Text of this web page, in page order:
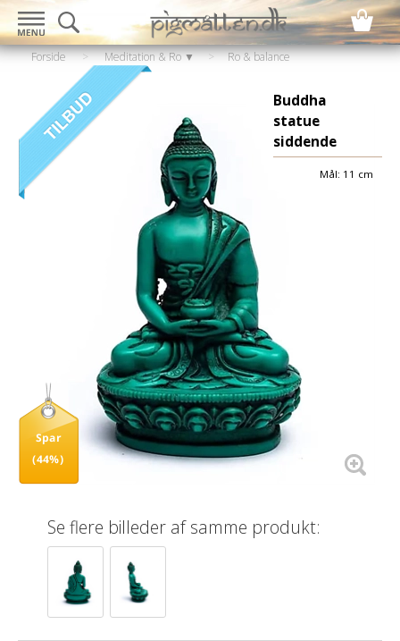
Forside > Meditation & Ro ▼ >
Ro & balance
Skulpturer / Statuer
Buddha
statue
siddende
Mål: 11 cm
Spar
(44%)
Se flere billeder af samme produkt: